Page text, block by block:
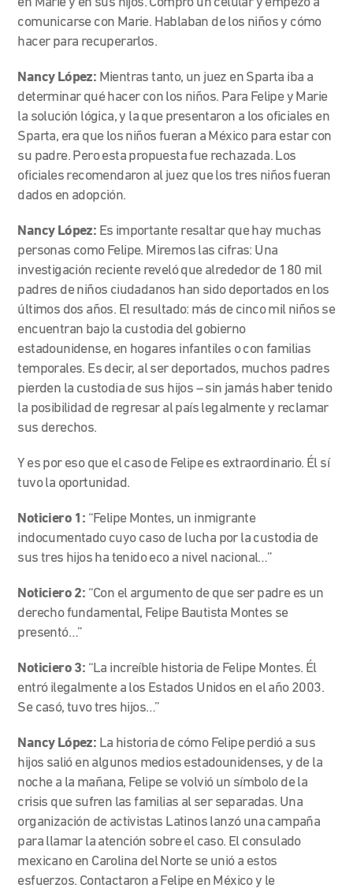
comunicarse con Marie. Hablaban de los niños y cómo
hacer para recuperarlos.
Nancy López: Mientras tanto, un juez en Sparta iba a
determinar qué hacer con los niños. Para Felipe y Marie
la solución lógica, y la que presentaron a los oficiales en
Sparta, era que los niños fueran a México para estar con
su padre. Pero esta propuesta fue rechazada. Los
oficiales recomendaron al juez que los tres niños fueran
dados en adopción.
Nancy López: Es importante resaltar que hay muchas
personas como Felipe. Miremos las cifras: Una
investigación reciente reveló que alrededor de 180 mil
padres de niños ciudadanos han sido deportados en los
últimos dos años. El resultado: más de cinco mil niños se
encuentran bajo la custodia del gobierno
estadounidense, en hogares infantiles o con familias
temporales. Es decir, al ser deportados, muchos padres
pierden la custodia de sus hijos – sin jamás haber tenido
la posibilidad de regresar al país legalmente y reclamar
sus derechos.
Y es por eso que el caso de Felipe es extraordinario. Él sí
tuvo la oportunidad.
Noticiero 1: “Felipe Montes, un inmigrante
indocumentado cuyo caso de lucha por la custodia de
sus tres hijos ha tenido eco a nivel nacional…”
Noticiero 2: “Con el argumento de que ser padre es un
derecho fundamental, Felipe Bautista Montes se
presentó…”
Noticiero 3: “La increíble historia de Felipe Montes. Él
entró ilegalmente a los Estados Unidos en el año 2003.
Se casó, tuvo tres hijos…”
Nancy López: La historia de cómo Felipe perdió a sus
hijos salió en algunos medios estadounidenses, y de la
noche a la mañana, Felipe se volvió un símbolo de la
crisis que sufren las familias al ser separadas. Una
organización de activistas Latinos lanzó una campaña
para llamar la atención sobre el caso. El consulado
mexicano en Carolina del Norte se unió a estos
esfuerzos. Contactaron a Felipe en México y le